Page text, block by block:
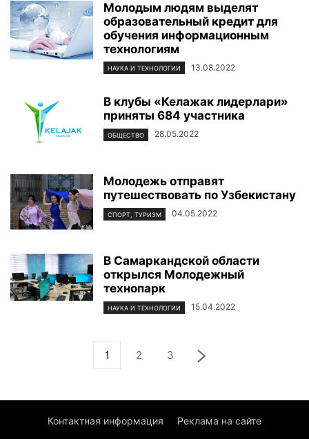
Молодым людям выделят
образовательный кредит для
обучения информационным
технологиям
НАУКА И ТЕХНОЛОГИИ 13.08.2022
В клубы «Келажак лидерлари»
приняты 684 участника
ОБЩЕСТВО 28.05.2022
Молодежь отправят
путешествовать по Узбекистану
СПОРТ, ТУРИЗМ 04.05.2022
В Самаркандской области
открылся Молодежный
технопарк
НАУКА И ТЕХНОЛОГИИ 15.04.2022
1 2 3
Контактная информация Реклама на сайте